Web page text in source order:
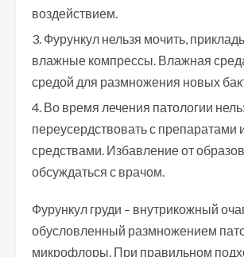
воздействием.
Фурункул нельзя мочить,
влажные компрессы. Влажная
средой для размножения новых
Во время лечения патологии
переусердствовать с
средствами. Избавление от
обсуждаться с врачом.
Фурункул груди – внутрикожный
обусловленный размножением
микрофлоры. При правильном